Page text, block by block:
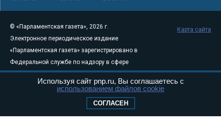
© «Парламентская газета», 2026 г.
Электронное периодическое издание
«Парламентская газета» зарегистрировано в
Федеральной службе по надзору в сфере
связи, информационных технологий и
массовых коммуникаций (Роскомнадзор) 05
Свидетельство о регистрации Эл № ФС77-
Карта сайта
Используя сайт pnp.ru, Вы соглашаетесь с
использованием файлов cookie
СОГЛАСЕН